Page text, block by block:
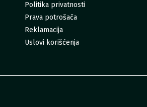
Politika privatnosti
Prava potrošača
Reklamacija
Uslovi korišćenja